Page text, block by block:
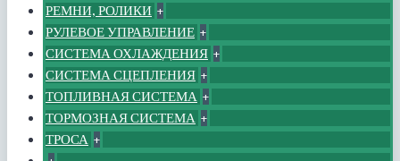
РЕМНИ, РОЛИКИ +
РУЛЕВОЕ УПРАВЛЕНИЕ +
СИСТЕМА ОХЛАЖДЕНИЯ +
СИСТЕМА СЦЕПЛЕНИЯ +
ТОПЛИВНАЯ СИСТЕМА +
ТОРМОЗНАЯ СИСТЕМА +
ТРОСА +